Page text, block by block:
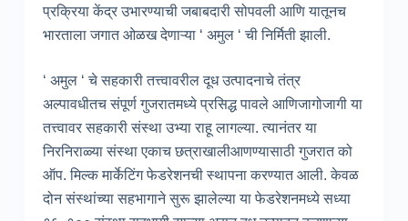
प्रक्रिया केंद्र उभारण्याची जबाबदारी सोपवली आणि यातूनच
भारताला जगात ओळख देणाऱ्या ‘ अमुल ‘ ची निर्मिती झाली.
‘ अमुल ‘ चे सहकारी तत्त्वावरील दूध उत्पादनाचे तंत्र
अल्पावधीतच संपूर्ण गुजरातमध्ये प्रसिद्ध पावले आणिजागोजागी या
तत्त्वावर सहकारी संस्था उभ्या राहू लागल्या. त्यानंतर या
निरनिराळ्या संस्था एकाच छत्राखालीआणण्यासाठी गुजरात को
ऑप. मिल्क मार्केटिंग फेडरेशनची स्थापना करण्यात आली. केवळ
दोन संस्थांच्या सहभागाने सुरू झालेल्या या फेडरेशनमध्ये सध्या